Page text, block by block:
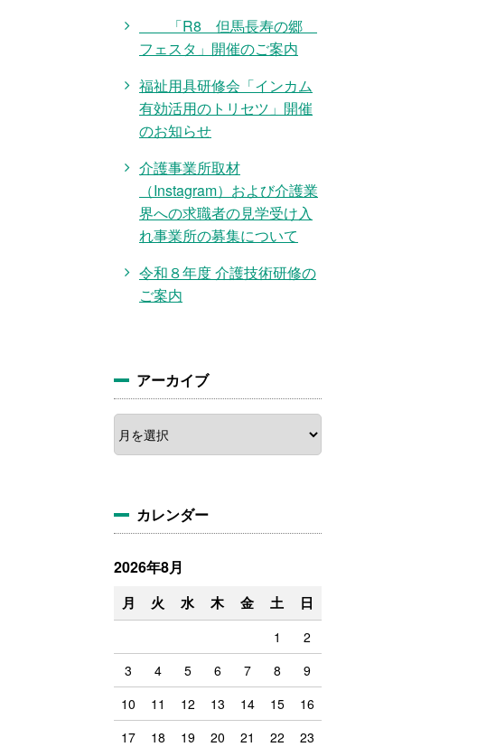
「R8 但馬長寿の郷
フェスタ」開催のご案内
福祉用具研修会「インカム
有効活用のトリセツ」開催
のお知らせ
介護事業所取材
（Instagram）および介護業
界への求職者の見学受け入
れ事業所の募集について
令和８年度 介護技術研修の
ご案内
アーカイブ
ア
ー
カ
カレンダー
2026年8月
月 火 水 木 金 土 日
1
2
3
4 5 6 7 8
9
10
11 12 13 14 15
16
17
18 19 20 21 22
23